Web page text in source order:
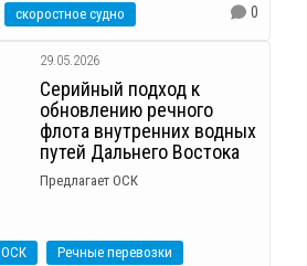
скоростное судно 0
29.05.2026
Серийный подход к
обновлению речного
флота внутренних водных
путей Дальнего Востока
Предлагает ОСК
ОСК
Речные перевозки